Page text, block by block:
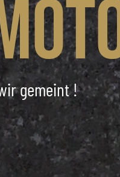
gemeint !